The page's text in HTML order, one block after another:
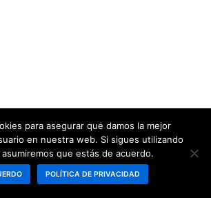
gracias aWordPress
para asegurar que damos la mejor
en nuestra web. Si sigues utilizando
que estás de acuerdo.
POLÍTICA DE PRIVACIDAD